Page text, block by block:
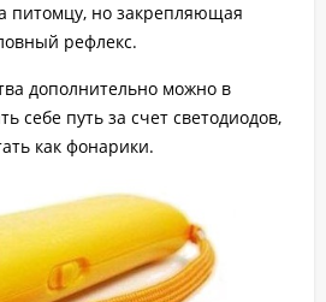
но закрепляющая
рефлекс.
дополнительно можно в
себе путь за счет светодиодов,
как фонарики.